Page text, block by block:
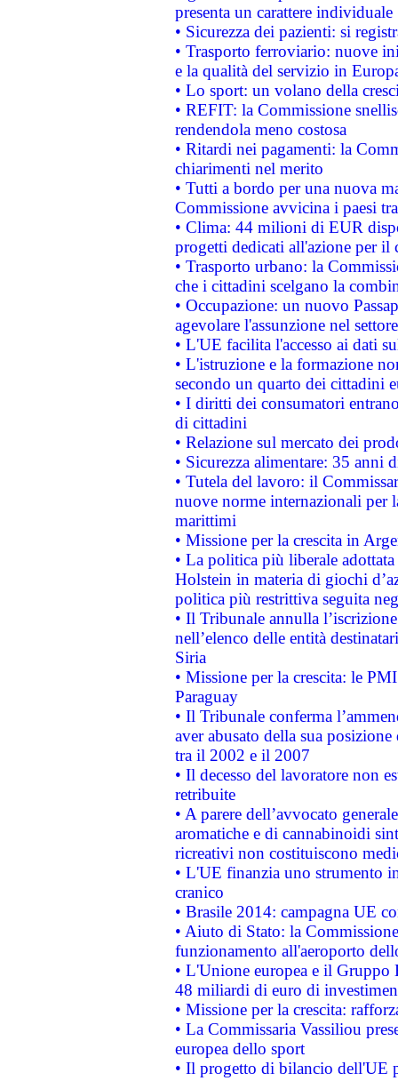
presenta un carattere individuale
• Sicurezza dei pazienti: si
• Trasporto ferroviario: nuove
e la qualità del servizio in
• Lo sport: un volano della
• REFIT: la Commissione
rendendola meno costosa
• Ritardi nei pagamenti: la
chiarimenti nel merito
• Tutti a bordo per una nuova
Commissione avvicina i paesi
• Clima: 44 milioni di EUR
progetti dedicati all'azione per il
• Trasporto urbano: la
che i cittadini scelgano la
• Occupazione: un nuovo
agevolare l'assunzione nel
• L'UE facilita l'accesso ai dati
• L'istruzione e la formazione
secondo un quarto dei cittadini
• I diritti dei consumatori
di cittadini
• Relazione sul mercato dei
• Sicurezza alimentare: 35 anni
• Tutela del lavoro: il
nuove norme internazionali per
marittimi
• Missione per la crescita in
• La politica più liberale
Holstein in materia di giochi
politica più restrittiva seguita
• Il Tribunale annulla
nell’elenco delle entità
Siria
• Missione per la crescita: le
Paraguay
• Il Tribunale conferma
aver abusato della sua
tra il 2002 e il 2007
• Il decesso del lavoratore non
retribuite
• A parere dell’avvocato
aromatiche e di cannabinoidi
ricreativi non costituiscono
• L'UE finanzia uno strumento
cranico
• Brasile 2014: campagna UE
• Aiuto di Stato: la
funzionamento all'aeroporto
• L'Unione europea e il
48 miliardi di euro di
• Missione per la crescita:
• La Commissaria Vassiliou
europea dello sport
• Il progetto di bilancio dell'UE